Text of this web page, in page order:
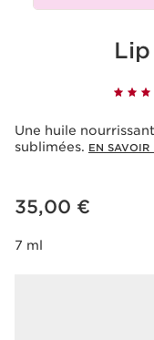
Une huile
sublimées. EN SAVOIR
Nouveau prix 35,00 €
35,00 €
7 ml